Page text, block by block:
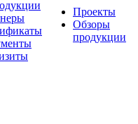
Проекты
Обзоры
продукции